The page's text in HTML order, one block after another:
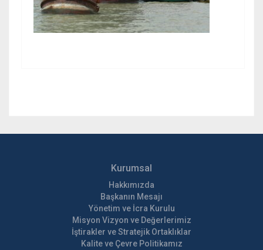
Kurumsal
Hakkımızda
Başkanın Mesajı
Yönetim ve İcra Kurulu
Misyon Vizyon ve Değerlerimiz
İştirakler ve Stratejik Ortaklıklar
Kalite ve Çevre Politikamız